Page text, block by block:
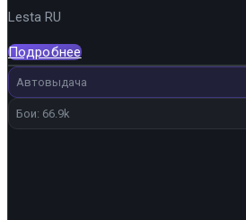
5
540 ₽.
Lesta RU
Подробнее
Автовыдача
Бои: 66.9k